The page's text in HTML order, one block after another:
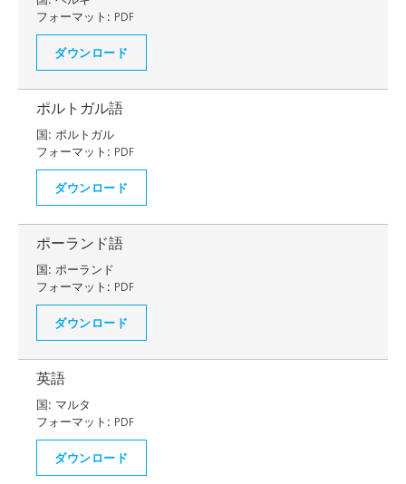
フォーマット: PDF
ダウンロード
ポルトガル語
国: ポルトガル
フォーマット: PDF
ダウンロード
ポーランド語
国: ポーランド
フォーマット: PDF
ダウンロード
英語
国: マルタ
フォーマット: PDF
ダウンロード